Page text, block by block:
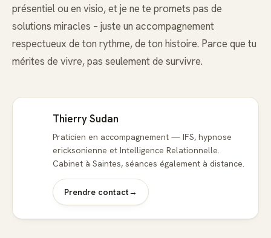
présentiel ou en visio, et je ne te promets pas de
solutions miracles – juste un accompagnement
respectueux de ton rythme, de ton histoire. Parce que tu
mérites de vivre, pas seulement de survivre.
Thierry Sudan
Praticien en accompagnement — IFS, hypnose
ericksonienne et Intelligence Relationnelle.
Cabinet à Saintes, séances également à distance.
Prendre contact→